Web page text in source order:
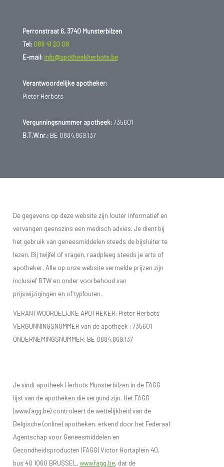
Perronstraat 6, 3740 Munsterbilzen
Tel: 089 41 20 09
E-mail: info@apotheekherbots.be
Verantwoordelijke apotheker:
Pieter Herbots
Vergunningsnummer apotheek:735601
B.T.W.nr.:BE 0884.869.137
De gegevens op deze website zijn louter informatief en
vervangen geenszins een medisch advies. Je dient bij
het gebruik van geneesmiddelen steeds de bijsluiter te
lezen. Bij twijfel of vragen, raadpleeg steeds je arts of
apotheker. Alle op onze website vermelde prijzen zijn
inclusief BTW en onder voorbehoud van
prijswijzigingen en of typfouten.
VERANTWOORDELIJKE APOTHEKER: Pieter Herbots
VERGUNNINGSNUMMER van de apotheek : 735601
ONDERNEMINGSNUMMER: BE 0884.869.137
Je vindt apotheek Herbots Munsterbilzen in de FAGG
lijst van de apotheken die vergund zijn. Het FAGG
(www.fagg.be) controleert de wettelijkheid van de
Belgische (online) apotheken. erkend door het Federaal
Agentschap voor Geneesmiddelen en
Gezondheidsproducten (FAGG) Victor Hortaplein 40,
bus 40 1060 BRUSSEL,www.fagg.be, dat de